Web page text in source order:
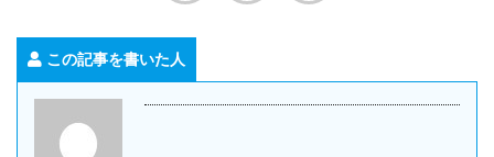
この記事を書いた人